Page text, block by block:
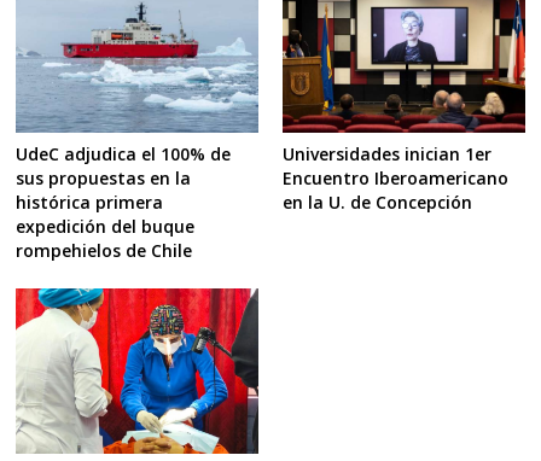
UdeC adjudica el 100% de
sus propuestas en la
histórica primera
expedición del buque
rompehielos de Chile
Universidades inician 1er
Encuentro Iberoamericano
en la U. de Concepción